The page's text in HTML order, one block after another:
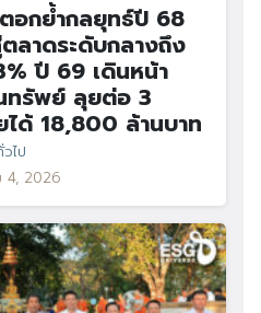
อกย้ำกลยุทธ์ปี 68
ลาดระดับกลางถึง
ปี 69 เดินหน้า
ทรัพย์ ลุยต่อ 3
ด้ 18,800 ล้านบาท
วไป
4, 2026